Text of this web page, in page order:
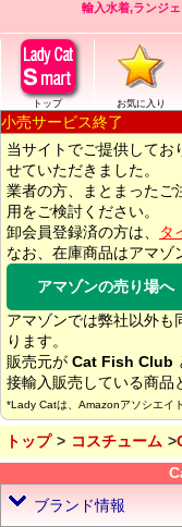
輸入水着,ランジ
トップ お気に入り
小売サービス終了
当サイトでご提供してお
せていただきました。
業者の方、まとまったご
用をご検討ください。
卸会員登録済の方は、
タ
なお、在庫商品はアマゾ
アマゾンの売り場へ
アマゾンでは弊社以外も
ります。
販売元が Cat Fish Club
接輸入販売している商品
*Lady Catは、Amazonアソシエイ
トップ コスチューム
ブランド情報